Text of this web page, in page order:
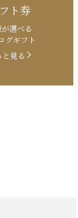
ト券
選べる
グギフト
と見る